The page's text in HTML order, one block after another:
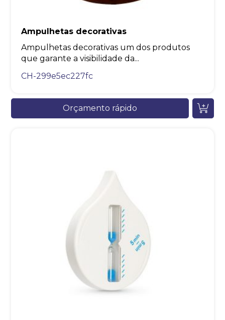
Ampulhetas decorativas
Ampulhetas decorativas um dos produtos
que garante a visibilidade da...
CH-299e5ec227fc
Orçamento rápido